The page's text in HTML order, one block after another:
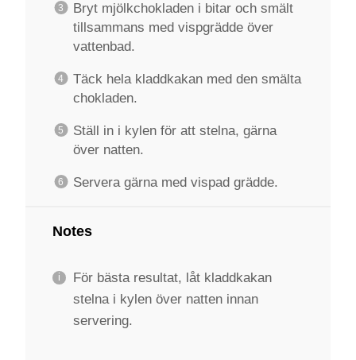
Bryt mjölkchokladen i bitar och smält
tillsammans med vispgrädde över
vattenbad.
Täck hela kladdkakan med den smälta
chokladen.
Ställ in i kylen för att stelna, gärna
över natten.
Servera gärna med vispad grädde.
Notes
För bästa resultat, låt kladdkakan
stelna i kylen över natten innan
servering.